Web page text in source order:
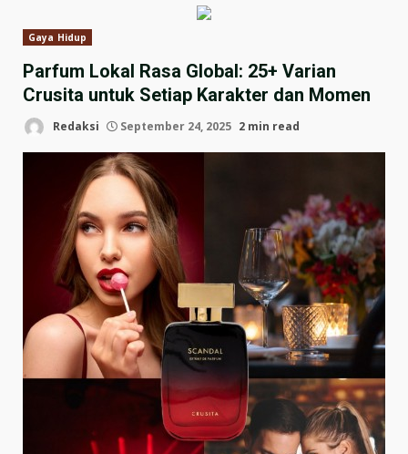
Gaya Hidup
Parfum Lokal Rasa Global: 25+ Varian
Crusita untuk Setiap Karakter dan Momen
Redaksi September 24, 2025 2 min read